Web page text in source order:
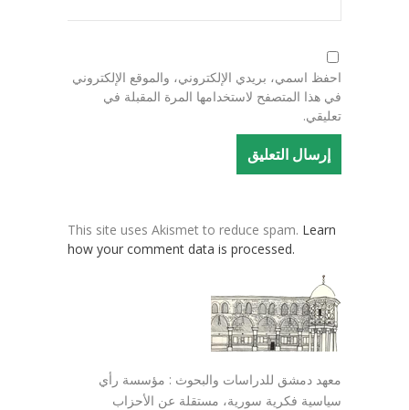
احفظ اسمي، بريدي الإلكتروني، والموقع الإلكتروني
في هذا المتصفح لاستخدامها المرة المقبلة في
تعليقي.
This site uses Akismet to reduce spam. Learn
how your comment data is processed.
معهد دمشق للدراسات والبحوث : مؤسسة رأي
سياسية فكرية سورية، مستقلة عن الأحزاب